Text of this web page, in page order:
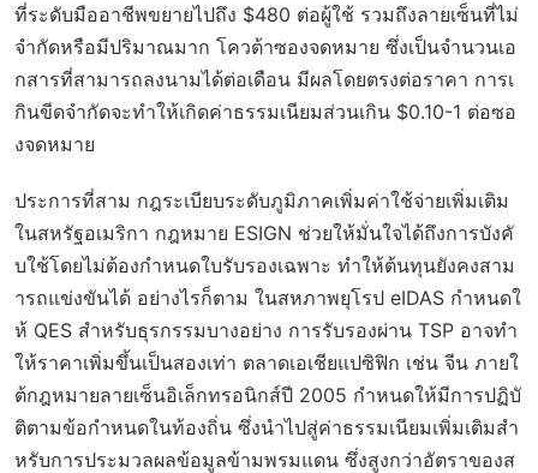
ที่ระดับมืออาชีพขยายไปถึง $480 ต่อผู้ใช้ รวมถึงลายเซ็นที่ไม่
จำกัดหรือมีปริมาณมาก โควต้าซองจดหมาย ซึ่งเป็นจำนวนเอ
กสารที่สามารถลงนามได้ต่อเดือน มีผลโดยตรงต่อราคา การเ
กินขีดจำกัดจะทำให้เกิดค่าธรรมเนียมส่วนเกิน $0.10-1 ต่อซอ
งจดหมาย
ประการที่สาม กฎระเบียบระดับภูมิภาคเพิ่มค่าใช้จ่ายเพิ่มเติม
ในสหรัฐอเมริกา กฎหมาย ESIGN ช่วยให้มั่นใจได้ถึงการบังคั
บใช้โดยไม่ต้องกำหนดใบรับรองเฉพาะ ทำให้ต้นทุนยังคงสาม
ารถแข่งขันได้ อย่างไรก็ตาม ในสหภาพยุโรป eIDAS กำหนดใ
ห้ QES สำหรับธุรกรรมบางอย่าง การรับรองผ่าน TSP อาจทำ
ให้ราคาเพิ่มขึ้นเป็นสองเท่า ตลาดเอเชียแปซิฟิก เช่น จีน ภายใ
ต้กฎหมายลายเซ็นอิเล็กทรอนิกส์ปี 2005 กำหนดให้มีการปฏิบั
ติตามข้อกำหนดในท้องถิ่น ซึ่งนำไปสู่ค่าธรรมเนียมเพิ่มเติมสำ
หรับการประมวลผลข้อมูลข้ามพรมแดน ซึ่งสูงกว่าอัตราของส